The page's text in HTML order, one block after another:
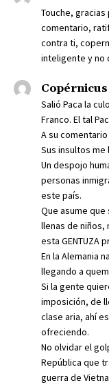
Touche,
comentario,
contra ti,
inteligente y no
Copérnicus
Salió Paca la
Franco. El tal
A su
Sus insultos me
Un despojo
personas
este país.
Que asume
llenas de
esta GENTUZA
En la Alemania
llegando a
Si la gente
imposición, de
clase aria, ahí
ofreciendo.
No olvidar el
República que
guerra de